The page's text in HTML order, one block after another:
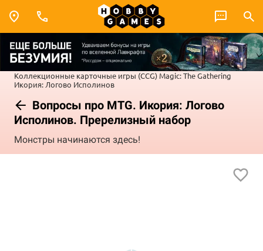
Коллекционные карточные игры (CCG) Magic: The Gathering
Икория: Логово Исполинов
Вопросы про MTG. Икория: Логово
Исполинов. Пререлизный набор
Монстры начинаются здесь!